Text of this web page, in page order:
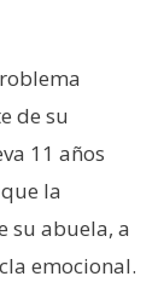
de su
11 años
la
su abuela, a
emocional.